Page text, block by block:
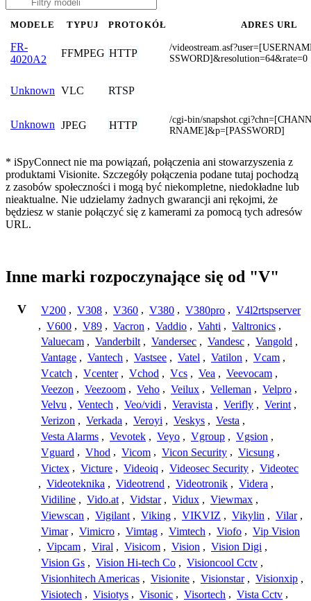
MODELE TYPUJ PROTOKÓŁ ADRES URL
FR-
4020A2
FFMPEG HTTP
/
SSWORD]&resolution=64&rate=0
Unknown VLC RTSP
Unknown JPEG HTTP
/cgi-bin/
RNAME]&p=[PASSWORD]
* iSpyConnect nie ma powiązań, połączenia ani stowarzyszenia z
produktami Visionite. Szczegóły połączenia podane tutaj pochodzą
z zasobów społeczności i mogą być niekompletne, niedokładne lub
nieaktualne. Nie udzielamy żadnych gwarancji ani rękojmi, że
będziesz w stanie połączyć się z kamerami za pomocą tych adresów
URL.
Inne marki rozpoczynające się od "V"
V V200 , V308 , V360 , V380 , V380pro , V4l2rtspserver
, V600 , V89 , Vacron , Vaddio , Vahti , Valtronics ,
Valuecam , Vanderbilt , Vandersec , Vandesc , Vangold ,
Vantage , Vantech , Vastsee , Vatel , Vatilon , Vcam ,
Vcatch , Vcenter , Vchod , Vcs , Vea , Veevocam ,
Veezon , Veezoom , Veho , Veilux , Velleman , Velpro ,
Velvu , Ventech , Veo/vidi , Veravista , Verifly , Verint ,
Verizon , Verkada , Veroyi , Veskys , Vesta ,
Vesta Alarms , Vevotek , Veyo , Vgroup , Vgsion ,
Vguard , Vhod , Vicom , Vicon Security , Vicsung ,
Victex , Victure , Videoiq , Videosec Security , Videotec
, Videoteknika , Videotrend , Videotronik , Videra ,
Vidiline , Vido.at , Vidstar , Vidux , Viewmax ,
Viewscan , Vigilant , Viking , VIKVIZ , Vikylin , Vilar ,
Vimar , Vimicro , Vimtag , Vimtech , Viofo , Vip Vision
, Vipcam , Viral , Visicom , Vision , Vision Digi ,
Vision Gs , Vision Hi-tech Co , Visioncool Cctv ,
Visionhitech Americas , Visionite , Visionstar , Visionxip ,
Visiotech , Visiotys , Visonic , Visortech , Vista Cctv ,